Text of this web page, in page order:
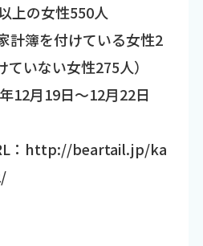
上の女性550人
けている女性2
いない女性275人）
12月19日～12月22日
：http://beartail.jp/ka